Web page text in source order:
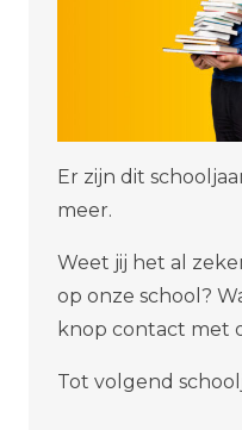
Er zijn dit
meer.
Weet jij het al
op onze school?
knop contact met
Tot volgend